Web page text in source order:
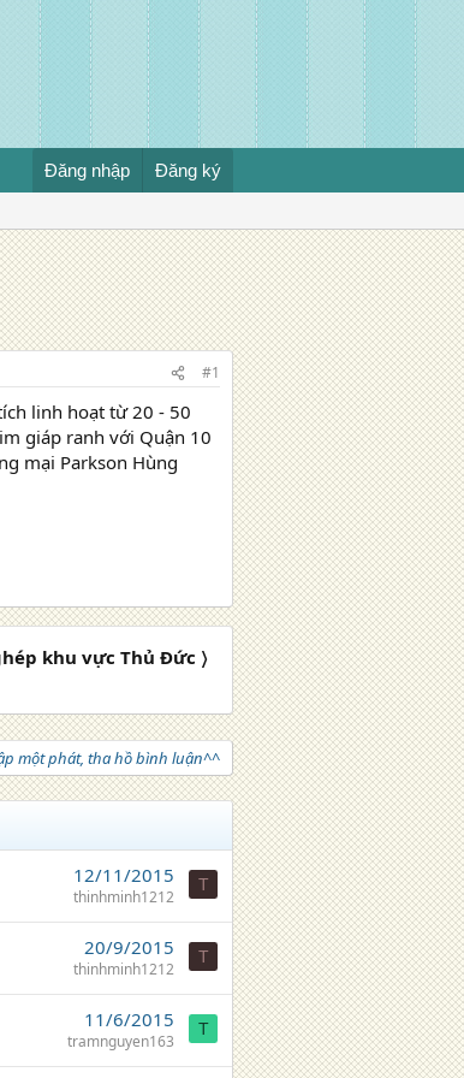
Đăng nhập Đăng ký
#1
linh hoạt từ 20 - 50
giáp ranh với Quận 10
mại Parkson Hùng
khu vực Thủ Đức 〉
một phát, tha hồ bình luận^^
12/11/2015
thinhminh1212
T
20/9/2015
thinhminh1212
T
11/6/2015
tramnguyen163
T